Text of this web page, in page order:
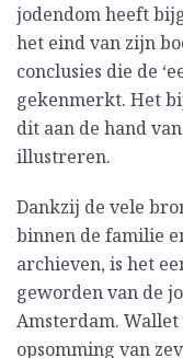
jodendom heeft
het eind van zijn
conclusies die de
gekenmerkt. Het
dit aan de hand
illustreren.
Dankzij de vele
binnen de familie
archieven, is het
geworden van de
Amsterdam.
opsomming van